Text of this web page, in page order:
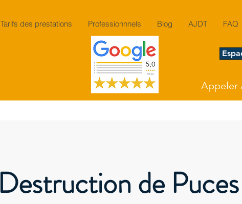
Tarifs des prestations Professionnnels Blog AJDT FAQ
Appeler
Destruction de Puces